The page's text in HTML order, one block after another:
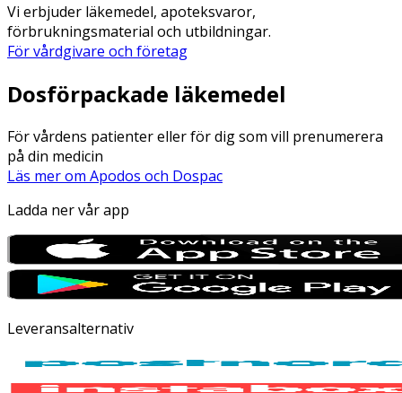
Vi erbjuder läkemedel, apoteksvaror,
förbrukningsmaterial och utbildningar.
För vårdgivare och företag
Dosförpackade läkemedel
För vårdens patienter eller för dig som vill prenumerera
på din medicin
Läs mer om Apodos och Dospac
Ladda ner vår app
Leveransalternativ